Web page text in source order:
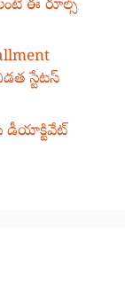
ఈ రూల్స్
స్టేటస్
డీయాక్టివేట్